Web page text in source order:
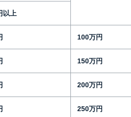
以上
100万円
150万円
200万円
250万円